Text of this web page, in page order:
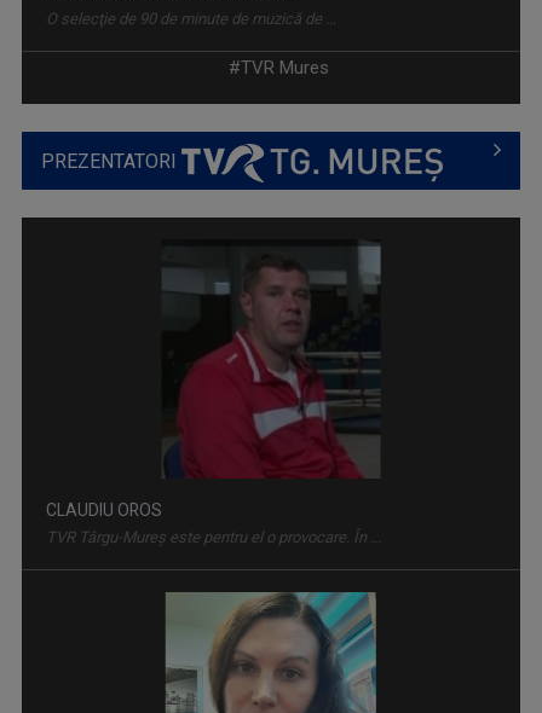
O selecţie de 90 de minute de muzică de ...
COOKING SHOW - ROMÂNIA ÎN BUCATE
O emisiune pe teme culinare în care publicul ...
TOȚI ÎMPREUNĂ / EGYÜTT A 3-AS CSATORNÁN
#TVR Mures
PREZENTATORI
CLAUDIU OROS
TVR Târgu-Mureş este pentru el o provocare. În ...